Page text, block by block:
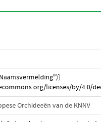
licenses/by/4.0/
Orchideeën van de KNNV